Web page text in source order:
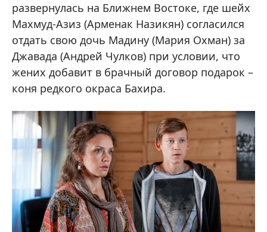
развернулась на Ближнем Востоке, где шейх
Махмуд-Азиз (Арменак Назикян) согласился
отдать свою дочь Мадину (Мария Охман) за
Джавада (Андрей Чулков) при условии, что
жених добавит в брачный договор подарок –
коня редкого окраса Бахира.